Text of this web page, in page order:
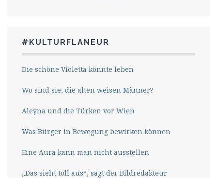
#KULTURFLANEUR
Die schöne Violetta könnte leben
Wo sind sie, die alten weisen Männer?
Aleyna und die Türken vor Wien
Was Bürger in Bewegung bewirken können
Eine Aura kann man nicht ausstellen
„Das sieht toll aus“, sagt der Bildredakteur